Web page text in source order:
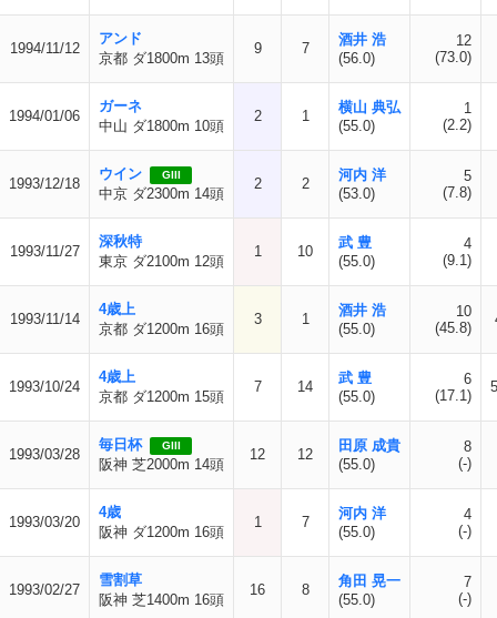
1994/11/12
アンド
京都 ダ1800m 13頭
9 7
酒井 浩
(56.0)
12
(73.0)
1994/01/06
ガーネ
中山 ダ1800m 10頭
2 1
横山 典弘
(55.0)
1
(2.2)
1993/12/18
ウイン GIII
中京 ダ2300m 14頭
2 2
河内 洋
(53.0)
5
(7.8)
1993/11/27
深秋特
東京 ダ2100m 12頭
1 10
武 豊
(55.0)
4
(9.1)
1993/11/14
4歳上
京都 ダ1200m 16頭
3 1
酒井 浩
(55.0)
10
(45.8)
1993/10/24
4歳上
京都 ダ1200m 15頭
7 14
武 豊
(55.0)
6
(17.1)
1993/03/28
毎日杯 GIII
阪神 芝2000m 14頭
12 12
田原 成貴
(55.0)
8
(-)
1993/03/20
4歳
阪神 ダ1200m 16頭
1 7
河内 洋
(55.0)
4
(-)
1993/02/27
雪割草
阪神 芝1400m 16頭
16 8
角田 晃一
(55.0)
7
(-)